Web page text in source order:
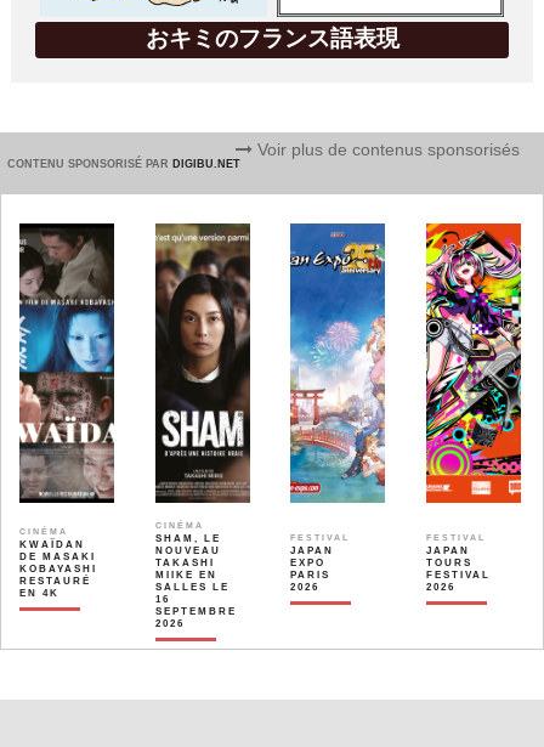
おキミのフランス語表現
CONTENU SPONSORISÉ PAR DIGIBU.NET
Voir plus de contenus sponsorisés
CINÉMA
KWAÏDAN
DE MASAKI
KOBAYASHI
RESTAURÉ
EN 4K
CINÉMA
SHAM, LE
NOUVEAU
TAKASHI
MIIKE EN
SALLES LE
16
SEPTEMBRE
2026
FESTIVAL
JAPAN
EXPO
PARIS
2026
FESTIVAL
JAPAN
TOURS
FESTIVAL
2026